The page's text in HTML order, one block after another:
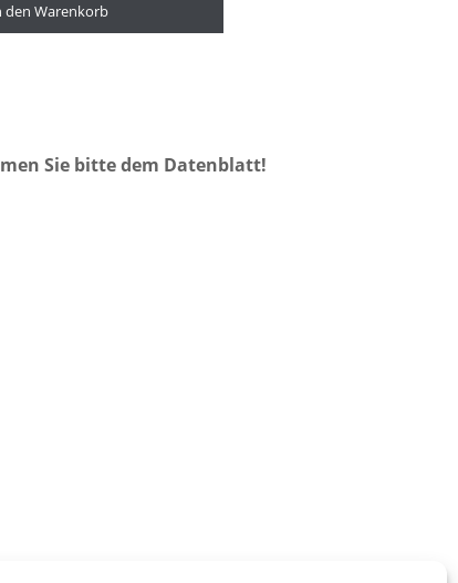
den Warenkorb
Sie bitte dem Datenblatt!